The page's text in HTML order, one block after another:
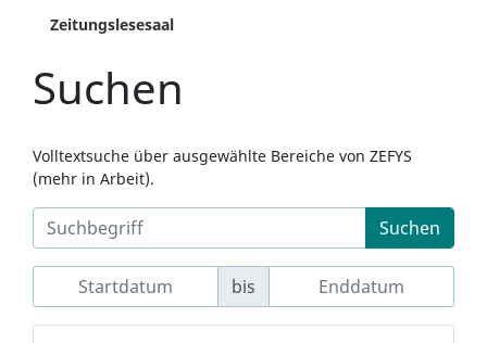
Zeitungslesesaal
Suchen
Volltextsuche über ausgewählte Bereiche von ZEFYS
(mehr in Arbeit).
Suchen
bis